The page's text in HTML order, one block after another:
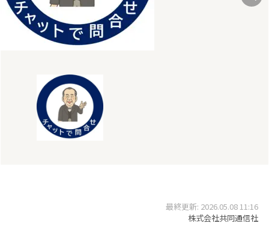
最終更新: 2026.05.08 11:16
株式会社共同通信社